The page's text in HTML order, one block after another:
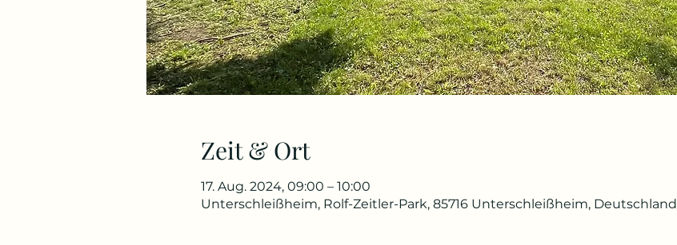
Zeit & Ort
17. Aug. 2024, 09:00 – 10:00
Unterschleißheim, Rolf-Zeitler-Park, 85716 Unterschleißheim, Deutschland